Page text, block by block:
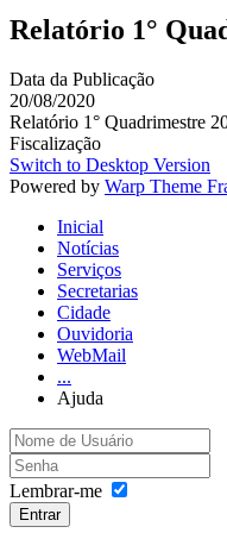
Relatório 1°
Data da Publicação
20/08/2020
Relatório 1° Quadrimestre
Fiscalização
Switch to Desktop Version
Powered by Warp Theme
Inicial
Notícias
Serviços
Secretarias
Cidade
Ouvidoria
WebMail
...
Ajuda
Lembrar-me
Entrar